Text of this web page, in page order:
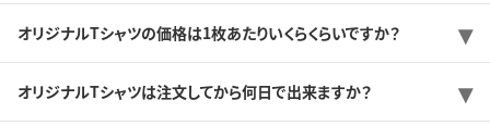
オリジナルTシャツの価格は1枚あたりいくらくらいですか？
オリジナルTシャツは注文してから何日で出来ますか？